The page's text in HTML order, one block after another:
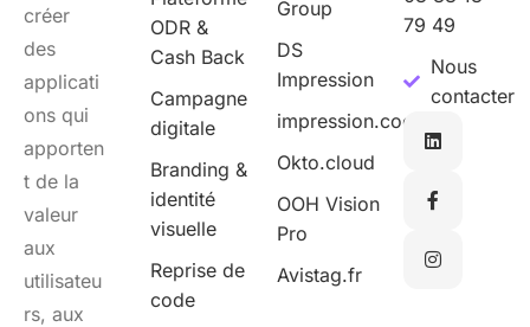
créer
des
applicati
ons qui
apporten
t de la
valeur
aux
utilisateu
rs, aux
ODR &
Cash Back
Campagne
digitale
Branding &
identité
visuelle
Reprise de
code
Group
DS
Impression
impression.cool
Okto.cloud
OOH Vision
Pro
Avistag.fr
79 49
Nous
contacter